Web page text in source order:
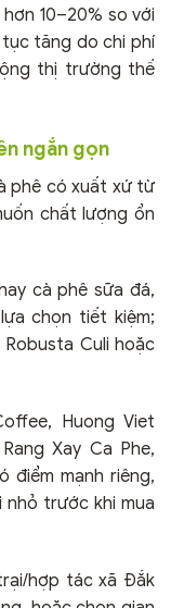
10–20% so với
tăng do chi phí
thị trường thế
ngắn gọn
phê có xuất xứ từ
chất lượng ổn
cà phê sữa đá,
chọn tiết kiệm;
Culi hoặc
Huong Viet
Xay Ca Phe,
điểm mạnh riêng,
nhỏ trước khi mua
hợp tác xã Đắk